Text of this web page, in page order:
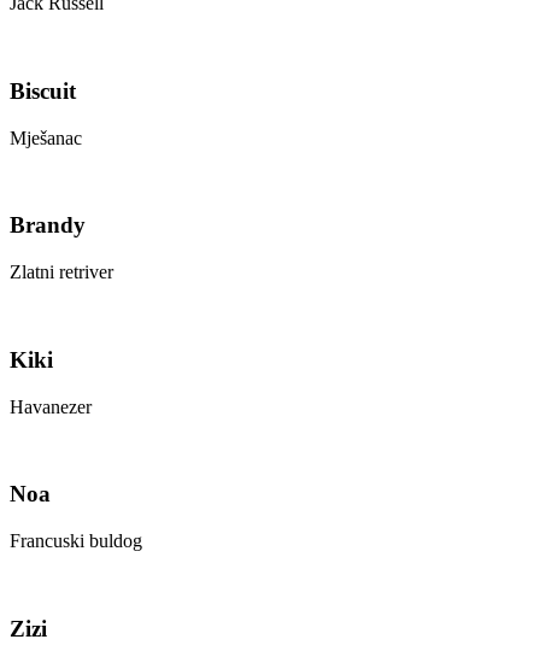
Biscuit
Mješanac
Brandy
Zlatni retriver
Kiki
Havanezer
Noa
Francuski buldog
Zizi